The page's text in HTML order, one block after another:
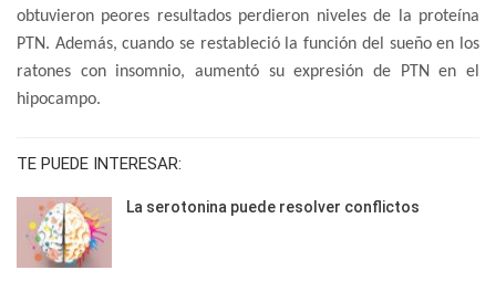
obtuvieron peores resultados perdieron niveles de la proteína
PTN. Además, cuando se restableció la función del sueño en los
ratones con insomnio, aumentó su expresión de PTN en el
hipocampo.
TE PUEDE INTERESAR:
La serotonina puede resolver conflictos